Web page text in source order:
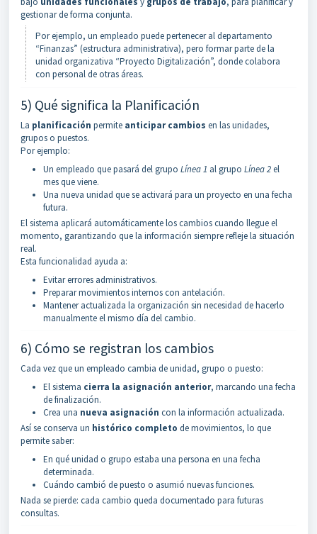
gestionar de forma conjunta.
Por ejemplo, un empleado puede pertenecer al departamento
“Finanzas” (estructura administrativa), pero formar parte de la
unidad organizativa “Proyecto Digitalización”, donde colabora
con personal de otras áreas.
5) Qué significa la Planificación
La planificación permite anticipar cambios en las unidades,
grupos o puestos.
Por ejemplo:
Un empleado que pasará del grupo Línea 1 al grupo Línea 2el
mes que viene.
Una nueva unidad que se activará para un proyecto en una fecha
futura.
El sistema aplicará automáticamente los cambios cuando llegue el
momento, garantizando que la información siempre refleje la situación
real.
Esta funcionalidad ayuda a:
Evitar errores administrativos.
Preparar movimientos internos con antelación.
Mantener actualizada la organización sin necesidad de hacerlo
manualmente el mismo día del cambio.
6) Cómo se registran los cambios
Cada vez que un empleado cambia de unidad, grupo o puesto:
El sistema cierra la asignación anterior, marcando una fecha
de finalización.
Crea una nueva asignación con la información actualizada.
Así se conserva un histórico completo de movimientos, lo que
permite saber:
En qué unidad o grupo estaba una persona en una fecha
determinada.
Cuándo cambió de puesto o asumió nuevas funciones.
Nada se pierde: cada cambio queda documentado para futuras
consultas.